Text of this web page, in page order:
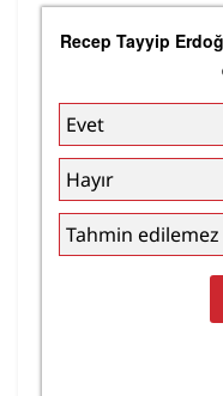
Recep Tayyip
Evet
Hayır
Tahmin edilemez